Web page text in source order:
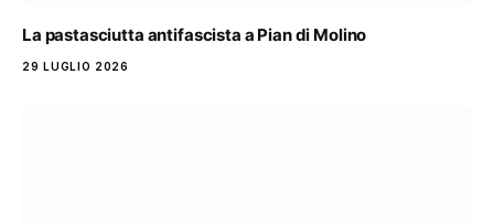
La pastasciutta antifascista a Pian di Molino
29 LUGLIO 2026